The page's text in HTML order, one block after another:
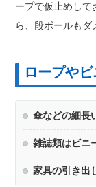
ープで仮止めして
ら、段ボールもダ
ロープや
傘などの細長
雑誌類はビニ
家具の引き出